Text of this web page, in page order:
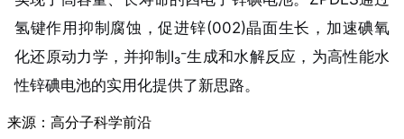
氢键作用抑制腐蚀，促进锌(002)晶面生长，加速碘氧
化还原动力学，并抑制I₃⁻生成和水解反应，为高性能水
性锌碘电池的实用化提供了新思路。
来源：高分子科学前沿